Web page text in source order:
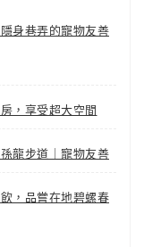
身巷弄的寵物友善
，享受超大空間
龍步道｜寵物友善
，品嘗在地碧螺春